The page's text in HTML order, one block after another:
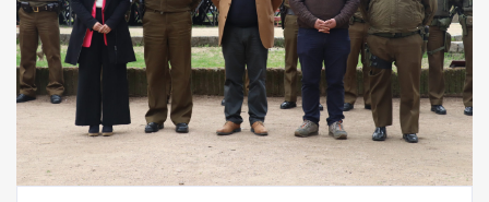
MEDIO AMBIENTE